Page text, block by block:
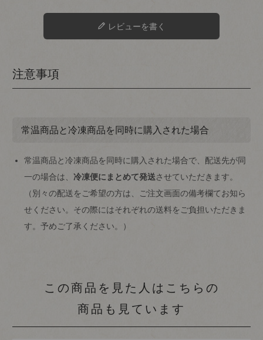
レビューを書く
注意事項
常温商品と冷凍商品を同時に購入された場合
常温商品と冷凍商品を同時に購入された場合で、配送先が同
一の場合は、冷凍便にまとめて発送させていただきます。
（別々の配送をご希望の方は、ご注文画面の備考欄てお知ら
せください。その際にはそれぞれの送料をご負担いただきま
す。予めご了承ください。）
この商品を見た人はこちらの
商品も見ています